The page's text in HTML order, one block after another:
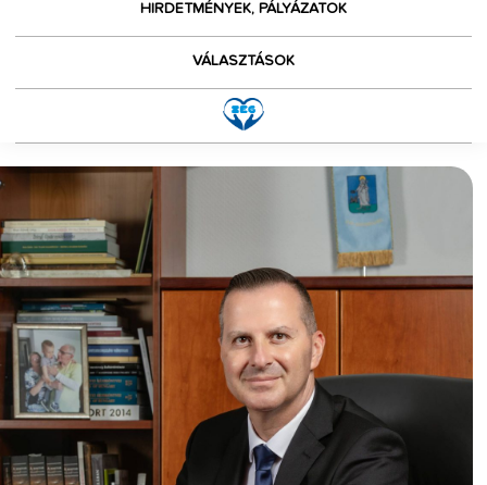
HIRDETMÉNYEK, PÁLYÁZATOK
VÁLASZTÁSOK